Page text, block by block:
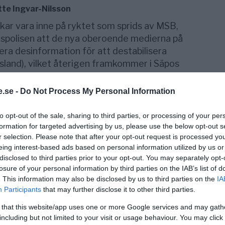
- Do Not Process My Personal Information
opt-out of the sale, sharing to third parties, or processing of your
for targeted advertising by us, please use the below opt-out
selection. Please note that after your opt-out request is processed
interest-based ads based on personal information utilized by us
to third parties prior to your opt-out. You may separately
of your personal information by third parties on the IAB’s list of
This information may also be disclosed by us to third parties on the
Participants that may further disclose it to other third parties.
that this website/app uses one or more Google services and may
but not limited to your visit or usage behaviour. You may
Ingvar-Nilsson
vara inne på ryktet som sprids av MSB,
att de nya oberoende medierna på
desinformation för att destabilisera
vilket återigen framkommer i Säpos
oberoende medie är tanken bisarr.
på regeländringar ge samma MPRT
medier.
Ericson och Thomas Mattsson,
på Expressen, ifrågasätter dock att en
vad som är sant eller inte.
hur någon kan veta vad som är
och forskning kan värderas om man
och 10 på den andra. Han frågar om
lägga sig i för att avgöra vad som är sann